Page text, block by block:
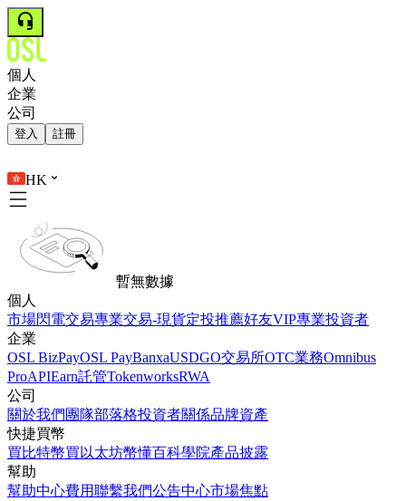
個人
企業
公司
登入 註冊
HK
暫無數據
個人
市場閃電交易專業交易-現貨定投推薦好友VIP專業投資者
企業
OSL BizPayOSL PayBanxaUSDGO交易所OTC業務Omnibus
ProAPIEarn託管TokenworksRWA
公司
關於我們 團隊部落格投資者關係品牌資產
快捷買幣
買比特幣買以太坊幣懂百科學院產品披露
幫助
幫助中心費用聯繫我們公告中心市場焦點